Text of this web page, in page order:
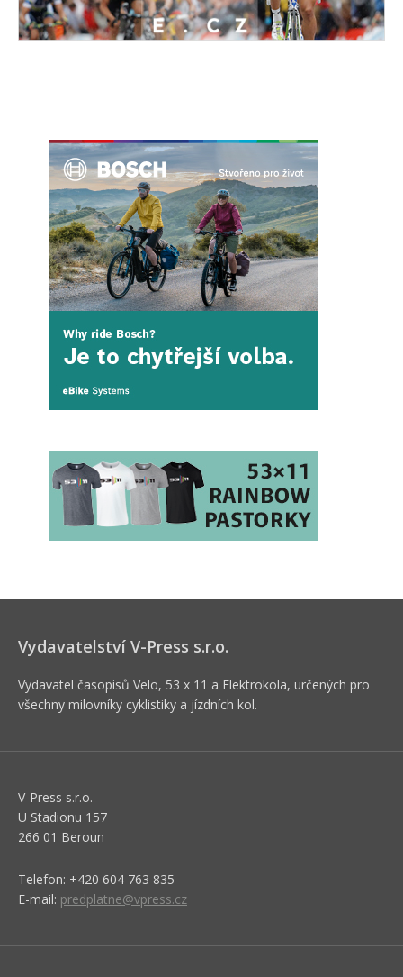
Vydavatelství V-Press s.r.o.
Vydavatel časopisů Velo, 53 x 11 a Elektrokola, určených pro
všechny milovníky cyklistiky a jízdních kol.
V-Press s.r.o.
U Stadionu 157
266 01 Beroun
Telefon: +420 604 763 835
E-mail: predplatne@vpress.cz